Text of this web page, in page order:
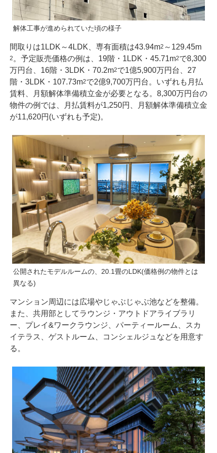
解体工事が進められていた頃の様子
間取りは1LDK～4LDK、専有面積は43.94m2 ～129.45m
2 。予定販売価格の例は、19階・1LDK・45.71m2で8,300
万円台、16階・3LDK・70.2m2で1億5,900万円台、27
階・3LDK・107.73m2で2億9,700万円台。いずれも月払
賃料、月額解体準備積立金が必要となる。8,300万円台の
物件の例では、月払賃料が1,250円、月額解体準備積立金
が11,620円(いずれも予定)。
公開されたモデルルームの、20.1畳のLDK(価格例の物件とは
異なる)
マンション周辺には広場やじゃぶじゃぶ池などを整備。
また、共用部としてラウンジ・アウトドアライブラリ
ー、プレイ&ワークラウンジ、パーティールーム、スカ
イテラス、ゲストルーム、コンシェルジュなどを用意す
る。